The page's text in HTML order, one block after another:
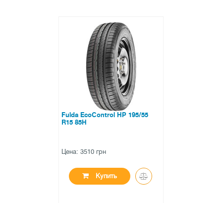
Fulda EcoControl HP 195/55
R15 85H
Цена: 3510 грн
Купить